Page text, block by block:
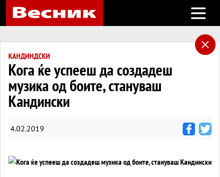
Open
КАНДИНДСКИ
Кога ќе успееш да создадеш
музика од боите, стануваш
Кандински
4.02.2019